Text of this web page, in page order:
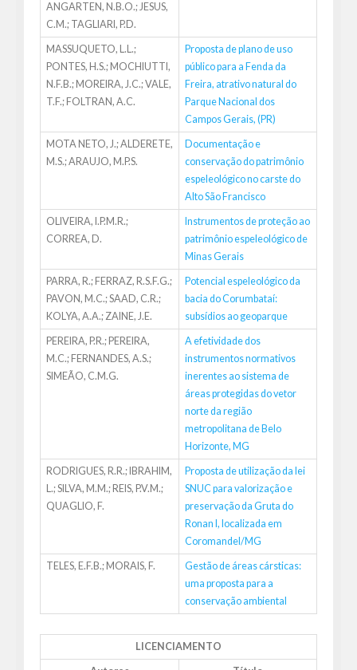
ANGARTEN, N.B.O.; JESUS,
C.M.; TAGLIARI, P.D.
MASSUQUETO, L.L.;
PONTES, H.S.; MOCHIUTTI,
N.F.B.; MOREIRA, J.C.; VALE,
T.F.; FOLTRAN, A.C.
Proposta de plano de uso
público para a Fenda da
Freira, atrativo natural do
Parque Nacional dos
Campos Gerais, (PR)
MOTA NETO, J.; ALDERETE,
M.S.; ARAUJO, M.P.S.
Documentação e
conservação do patrimônio
espeleológico no carste do
Alto São Francisco
OLIVEIRA, I.P.M.R.;
CORREA, D.
Instrumentos de proteção ao
patrimônio espeleológico de
Minas Gerais
PARRA, R.; FERRAZ, R.S.F.G.;
PAVON, M.C.; SAAD, C.R.;
KOLYA, A.A.; ZAINE, J.E.
Potencial espeleológico da
bacia do Corumbataí:
subsídios ao geoparque
PEREIRA, P.R.; PEREIRA,
M.C.; FERNANDES, A.S.;
SIMEÃO, C.M.G.
A efetividade dos
instrumentos normativos
inerentes ao sistema de
áreas protegidas do vetor
norte da região
metropolitana de Belo
Horizonte, MG
RODRIGUES, R.R.; IBRAHIM,
L.; SILVA, M.M.; REIS, P.V.M.;
QUAGLIO, F.
Proposta de utilização da lei
SNUC para valorização e
preservação da Gruta do
Ronan I, localizada em
Coromandel/MG
TELES, E.F.B.; MORAIS, F.
Gestão de áreas cársticas:
uma proposta para a
conservação ambiental
LICENCIAMENTO